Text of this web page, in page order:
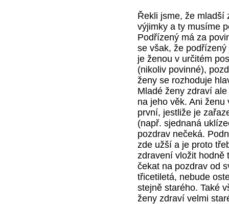
Řekli jsme, že mladší
výjimky a ty musíme
Podřízený má za
se však, že
je ženou v určitém
(nikoliv povinné),
ženy se rozhoduje
Mladé ženy zdraví
na jeho věk. Ani
první, jestliže je
(např. sjednaná
pozdrav nečeká.
zde užší a je proto
zdravení vložit hodně
čekat na pozdrav od
třicetiletá, nebude
stejně starého. Také
ženy zdraví velmi